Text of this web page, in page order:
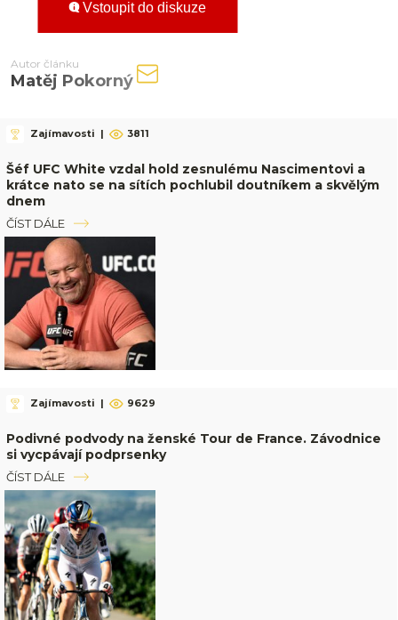
Vstoupit do diskuze
Autor článku
Matěj Pokorný
Zajímavosti | 3811
Šéf UFC White vzdal hold zesnulému Nascimentovi a
krátce nato se na sítích pochlubil doutníkem a skvělým
dnem
ČÍST DÁLE
Zajímavosti | 9629
Podivné podvody na ženské Tour de France. Závodnice
si vycpávají podprsenky
ČÍST DÁLE